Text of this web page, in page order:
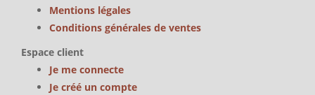
Mentions légales
Conditions générales de ventes
Espace client
Je me connecte
Je créé un compte